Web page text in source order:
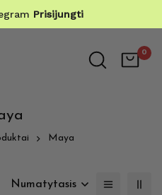
Prisijungti
0
Maya
Numatytasis